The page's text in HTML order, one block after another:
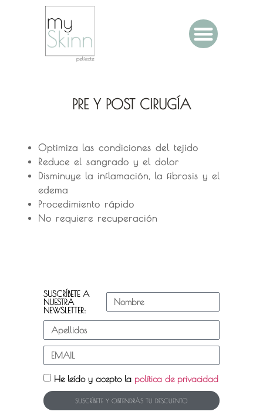
PRE Y POST CIRUGÍA
Optimiza las condiciones del tejido
Reduce el sangrado y el dolor
Disminuye la inflamación, la fibrosis y el
edema
Procedimiento rápido
No requiere recuperación
SUSCRÍBETE A
NUESTRA
NEWSLETTER:
He leído y acepto la política de privacidad
SUSCRÍBETE Y OBTENDRÁS TU DESCUENTO